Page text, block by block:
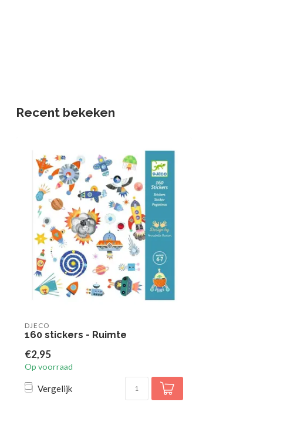
Recent bekeken
DJECO
160 stickers - Ruimte
€2,95
Op voorraad
Vergelijk